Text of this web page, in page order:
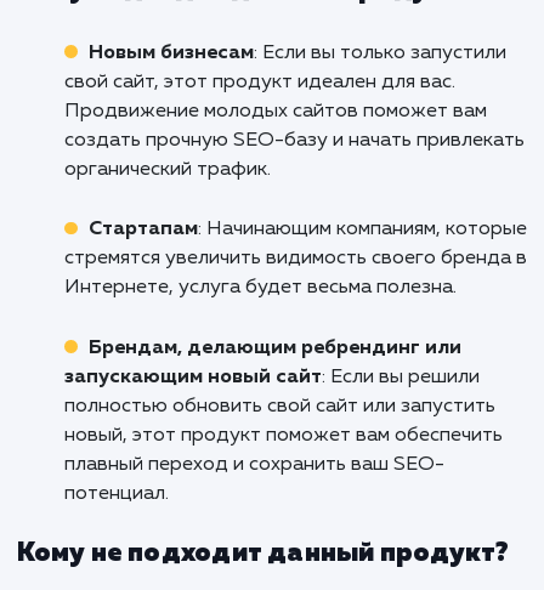
Если вы готовы увеличить видимость
сайта в поисковых системах и привлечь
целевого трафика, не стесняйтесь
Альметьевске поможет вам
реализовать эффективную стратегию
ваших бизнес-целей. Обращайтесь к нам
сегодня, чтобы начать путь к успеху вместе!
Кому подходит данный продукт?
Новым бизнесам: Если вы только
свой сайт, этот продукт идеален для вас.